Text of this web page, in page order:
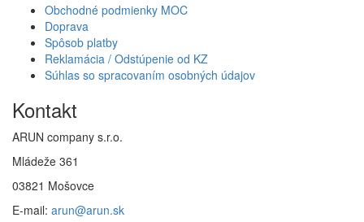
Obchodné podmienky MOC
Doprava
Spôsob platby
Reklamácia / Odstúpenie od KZ
Súhlas so spracovaním osobných údajov
Kontakt
ARUN company s.r.o.
Mládeže 361
03821 Mošovce
E-mail: arun@arun.sk